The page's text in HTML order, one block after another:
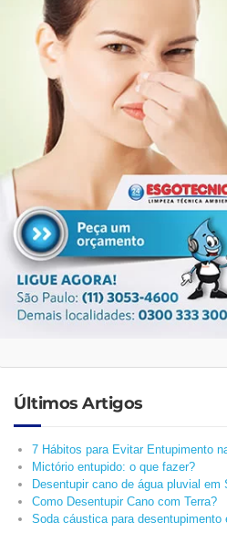
Últimos Artigos
7 Hábitos para Evitar Entupimento
Mictório entupido: o que fazer?
Desentupir cano de água pluvial em
Como Desentupir Cano com Terra?
Soda cáustica para desentupimento